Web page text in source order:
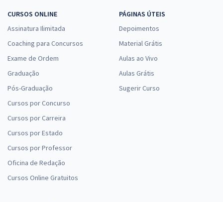
CURSOS ONLINE
Assinatura Ilimitada
Coaching para Concursos
Exame de Ordem
Graduação
Pós-Graduação
Cursos por Concurso
Cursos por Carreira
Cursos por Estado
Cursos por Professor
Oficina de Redação
Cursos Online Gratuitos
PÁGINAS ÚTEIS
Depoimentos
Material Grátis
Aulas ao Vivo
Aulas Grátis
Sugerir Curso